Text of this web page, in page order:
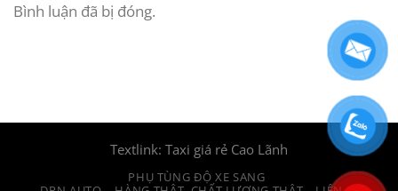
Bình luận đã bị đóng.
Textlink: Taxi giá rẻ Cao Lãnh
PHỤ TÙNG ĐỘ XE SANG